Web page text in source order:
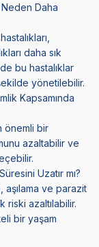
Daha
daha sık
bu hastalıklar
yönetilebilir.
Kapsamında
önemli bir
azaltabilir ve
Uzatır mı?
ve parazit
riski azaltılabilir.
bir yaşam